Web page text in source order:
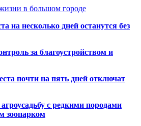
в большом городе
на несколько дней останутся без
за благоустройством и
почти на пять дней отключат
с редкими породами
зоопарком